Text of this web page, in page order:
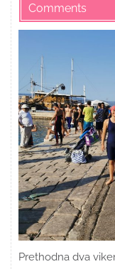
Comments
Prethodna dva